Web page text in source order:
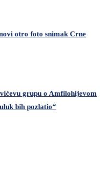
otro foto snimak Crne
grupu o Amfilohijevom
bih pozlatio“